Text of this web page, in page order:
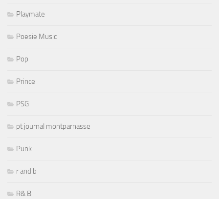
Playmate
Poesie Music
Pop
Prince
PSG
pt journal montparnasse
Punk
r and b
R& B